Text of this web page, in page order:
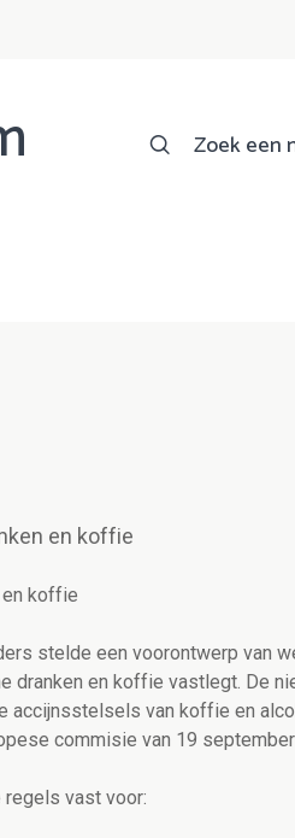
Zoek een
en koffie
en koffie
stelde een voorontwerp van
dranken en koffie vastlegt. De
accijnsstelsels van koffie en
commisie van 19
vast voor: